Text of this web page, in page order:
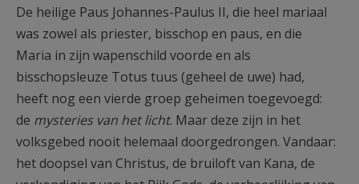
De heilige Paus Johannes-Paulus II, die heel mariaal
was zowel als priester, bisschop en paus, en die
Maria in zijn wapenschild voorde en als
bisschopsleuze Totus tuus (geheel de uwe) had,
heeft nog een vierde groep geheimen toegevoegd:
de mysteries van het licht. Maar deze zijn in het
volksgebed nooit helemaal doorgedrongen. Vandaar:
het doopsel van Christus, de bruiloft van Kana, de